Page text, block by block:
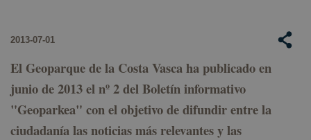
2013-07-01
El Geoparque de la Costa Vasca ha publicado en
junio de 2013 el nº 2 del Boletín informativo
"Geoparkea" con el objetivo de difundir entre la
ciudadanía las noticias más relevantes y las